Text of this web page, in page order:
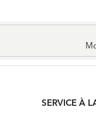
SERVICE À